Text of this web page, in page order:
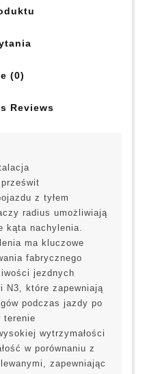
(0)
Reviews
z tyłem
radius umożliwiają
kąta nachylenia.
ma kluczowe
fabrycznego
jezdnych
N3, które zapewniają
podczas jazdy po
terenie
wytrzymałości
w porównaniu z
zapewniając